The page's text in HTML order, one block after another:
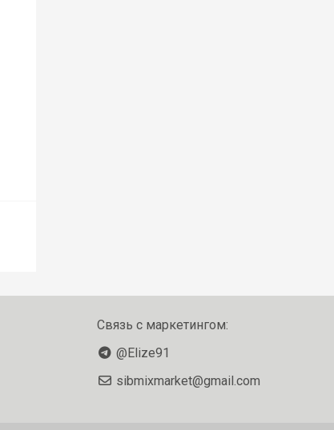
Связь с маркетингом:
@Elize91
sibmixmarket@gmail.com